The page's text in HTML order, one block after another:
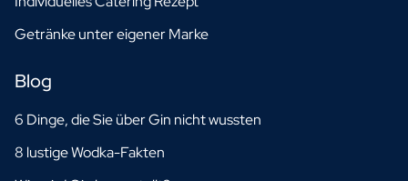
Getränke unter eigener Marke
Blog
6 Dinge, die Sie über Gin nicht wussten
8 lustige Wodka-Fakten